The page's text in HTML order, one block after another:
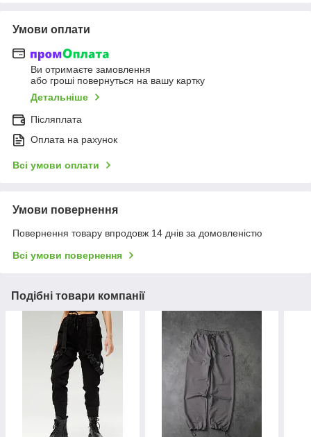
Умови оплати
Ви отримаєте замовлення
або гроші повернуться на вашу картку
Детальніше
Післяплата
Оплата на рахунок
Всі умови оплати
Умови повернення
Повернення товару впродовж 14 днів за домовленістю
Всі умови повернення
Подібні товари компанії